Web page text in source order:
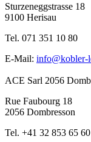
Sturzeneggstrasse 18
9100 Herisau
Tel. 071 351 10 80
E-Mail: info@kobler-
ACE Sarl 2056
Rue Faubourg 18
2056 Dombresson
Tel. +41 32 853 65 60